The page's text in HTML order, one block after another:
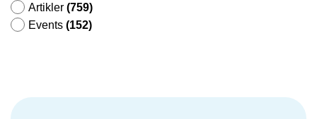
Artikler (759)
Events (152)